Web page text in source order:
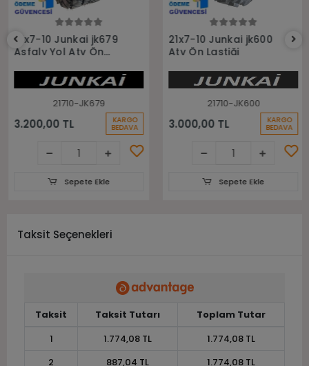
21x7-10 Junkai jk679
Asfaly Yol Atv Ön
21710-JK679
3.200,00 TL KARGO
BEDAVA
Sepete Ekle
21x7-10 Junkai jk600
Atv Ön Lastiği
21710-JK600
3.000,00 TL KARGO
BEDAVA
Sepete Ekle
Taksit Seçenekleri
Taksit Taksit Tutarı
Toplam Tutar
1
1.774,08 TL
1.774,08 TL
2
887,04 TL 1.774,08 TL